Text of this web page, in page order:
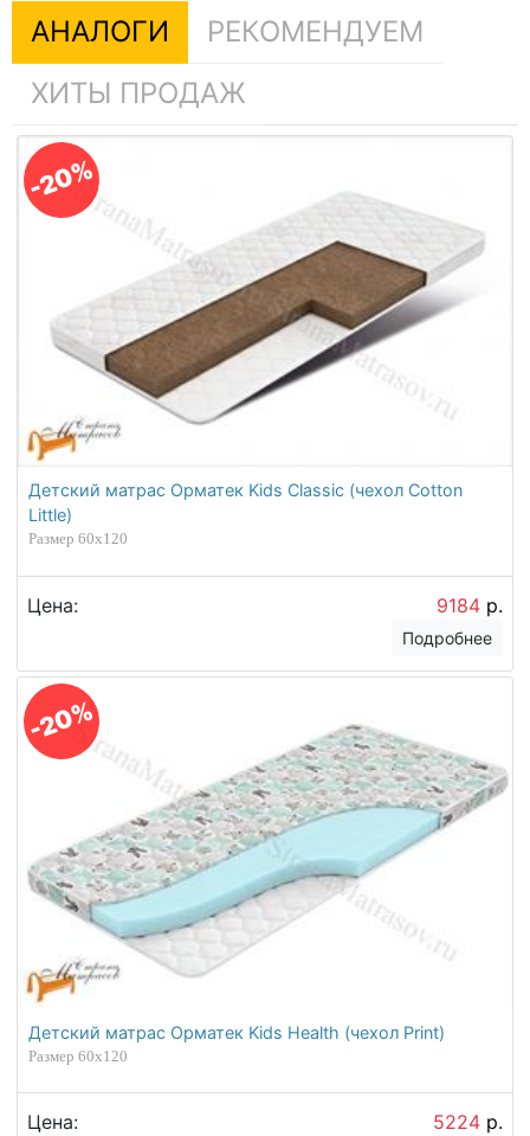
АНАЛОГИ
РЕКОМЕНДУЕМ
ХИТЫ ПРОДАЖ
-20%
Детский матрас Орматек Kids Classic (чехол Cotton
Little)
Размер 60х120
Цена: 9184 р.
Подробнее
-20%
Детский матрас Орматек Kids Health (чехол Print)
Размер 60х120
Цена: 5224 р.